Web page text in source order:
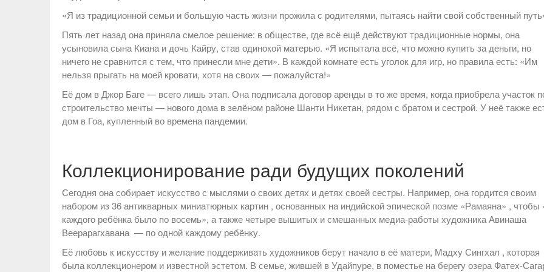
«Я из традиционной семьи и большую часть жизни прожила с родителями, пытаясь найти свой собственный
Пять лет назад она приняла смелое решение: в обществе, где всё ещё действуют традиционные нормы, она
усыновила сына Киана и дочь Кайру, став одинокой матерью. «Я испытала всё, что можно купить за деньги, но
ничего не сравнится с тем, что принесли мне дети». В каждой комнате есть уголок для игр, но правила есть: «Им
нельзя прыгать на моей кровати, хотя на своих — пожалуйста!»
Её дом в Джор Баге — всего лишь этап. Она подписала договор аренды в то же время, когда приобрела участок
строительство мечты — нового дома в зелёном районе Шанти Никетан, рядом с братом и сестрой. У неё также
дом в Гоа, купленный во времена пандемии.
Коллекционирование ради будущих поколений
Сегодня она собирает искусство с мыслями о своих детях и детях своей сестры. Например, она гордится своим
набором из 36 антикварных миниатюрных картин , основанных на индийской эпической поэме «Рамаяна» , чтобы
каждого ребёнка было по восемь», а также четыре вышитых и смешанных медиа-работы художника Авинаша
Веерарагхавана — по одной каждому ребёнку.
Её любовь к искусству и желание поддерживать художников берут начало в её матери, Мадху Сингхал , которая
была коллекционером и известной эстетом. В семье, жившей в Удайпуре, в поместье на берегу озера Фатех-